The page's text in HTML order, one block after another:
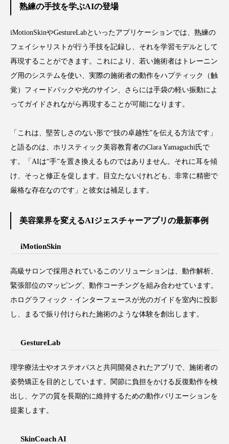
熟練の手技を学ぶAIの登場
iMotionSkinやGestureLabといったアプリケーションでは、熟練の
フェイシャリストが行う手技を記録し、それを学習モデルとして
再現することができます。これにより、若い施術者はトレーニン
グ用のシステムを使い、実際の施術者の動作をハプティック（触
覚）フィードバックや光のサイン、さらには手袋の軽い振動によ
ってガイドされながら再現することが可能になります。
「これは、堅苦しさのない形で“技の卓越性”を伝える方法です」
と語るのは、ホリスティック美容教育者のClara Yamaguchi氏で
す。「AIは“手”を置き換えるものではありません。それに耳を傾
け、そっと修正を促します。目立たないけれども、非常に精密で
厳格な存在なのです」と彼女は補足します。
美容業界を変えるAIジェスチャーアプリの最新事例
iMotionSkin
高級サロンで採用されているこのソリューションは、動作解析、
緊張部位のマッピング、動作コーチングを組み合わせています。
ホログラフィック・インターフェースが光のガイドを室内に投影
し、まるで振り付けられた施術のような体験を創出します。
GestureLab
理学療法士やオステオパスと共同開発されたアプリで、施術者の
姿勢矯正を目的としています。関節に負担をかける反復動作を検
出し、ケアの質を長期的に維持するための動作バリエーションを
提案します。
SkinCoach AI